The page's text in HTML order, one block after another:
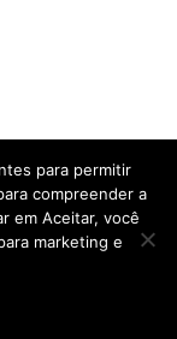
para permitir
compreender a
em Aceitar, você
marketing e